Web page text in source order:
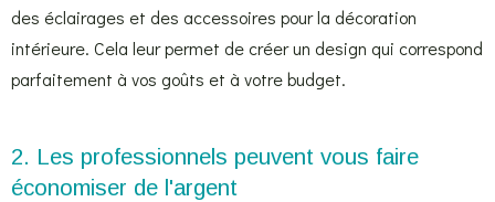
des éclairages et des accessoires pour la décoration
intérieure. Cela leur permet de créer un design qui correspond
parfaitement à vos goûts et à votre budget.
2. Les professionnels peuvent vous faire
économiser de l'argent